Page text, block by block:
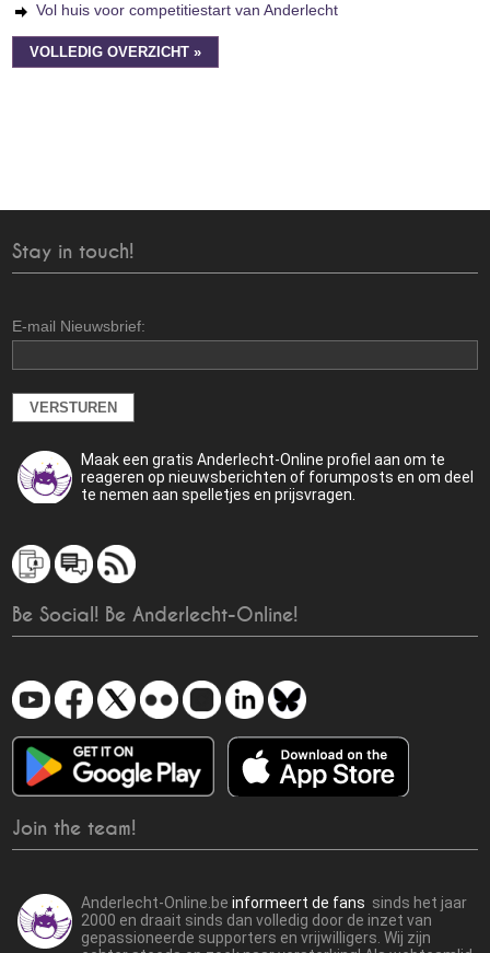
Vol huis voor competitiestart van Anderlecht
VOLLEDIG OVERZICHT »
Stay in touch!
E-mail Nieuwsbrief:
Maak een gratis Anderlecht-Online profiel aan om te
reageren op nieuwsberichten of forumposts en om deel
te nemen aan spelletjes en prijsvragen.
Be Social! Be Anderlecht-Online!
Join the team!
Anderlecht-Online.beinformeert de fans sinds het jaar
2000 en draait sinds dan volledig door de inzet van
gepassioneerde supporters en vrijwilligers. Wij zijn